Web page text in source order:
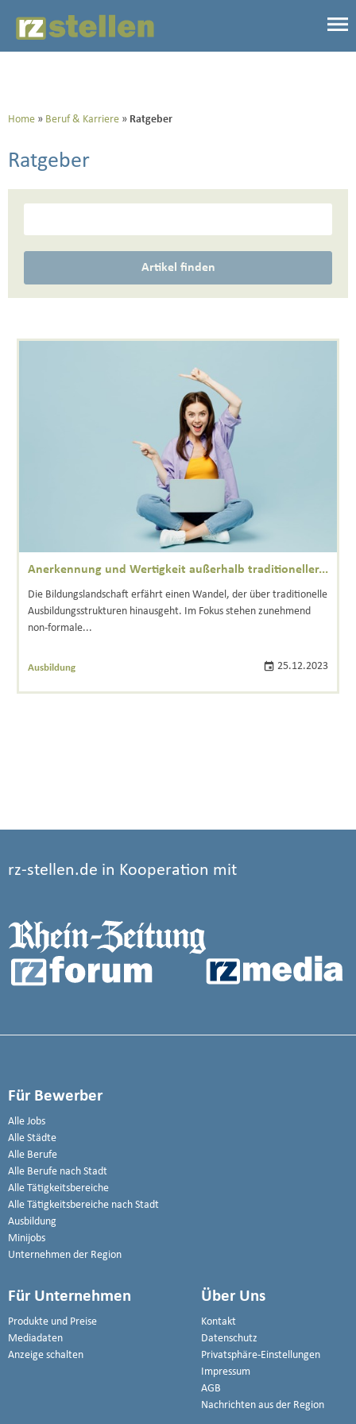
Home Beruf & Karriere Ratgeber
Ratgeber
Artikel finden
Anerkennung und Wertigkeit außerhalb traditioneller...
Die Bildungslandschaft erfährt einen Wandel, der über traditionelle
Ausbildungsstrukturen hinausgeht. Im Fokus stehen zunehmend
non-formale...
Ausbildung 25.12.2023
rz-stellen.de in Kooperation mit
Für Bewerber
Alle Jobs
Alle Städte
Alle Berufe
Alle Berufe nach Stadt
Alle Tätigkeitsbereiche
Alle Tätigkeitsbereiche nach Stadt
Ausbildung
Minijobs
Unternehmen der Region
Für Unternehmen
Produkte und Preise
Mediadaten
Anzeige schalten
Über Uns
Kontakt
Datenschutz
Privatsphäre-Einstellungen
Impressum
AGB
Nachrichten aus der Region